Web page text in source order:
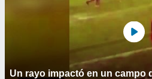
Un rayo impactó en un campo